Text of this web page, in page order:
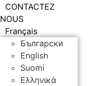
CONTACTEZ
NOUS
Français
Български
English
Suomi
Ελληνικά